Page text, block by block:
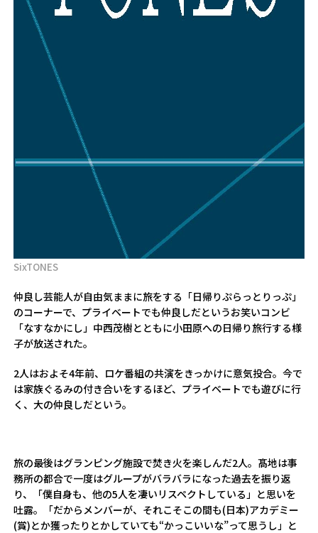
SixTONES
仲良し芸能人が自由気ままに旅をする「日帰りぷらっとりっぷ」
のコーナーで、プライベートでも仲良しだというお笑いコンビ
「なすなかにし」中西茂樹とともに小田原への日帰り旅行する様
子が放送された。
2人はおよそ4年前、ロケ番組の共演をきっかけに意気投合。今で
は家族ぐるみの付き合いをするほど、プライベートでも遊びに行
く、大の仲良しだという。
旅の最後はグランピング施設で焚き火を楽しんだ2人。髙地は事
務所の都合で一度はグループがバラバラになった過去を振り返
り、「僕自身も、他の5人を凄いリスペクトしている」と思いを
吐露。「だからメンバーが、それこそこの間も(日本)アカデミー
(賞)とか獲ったりとかしていても“かっこいいな”って思うし」と